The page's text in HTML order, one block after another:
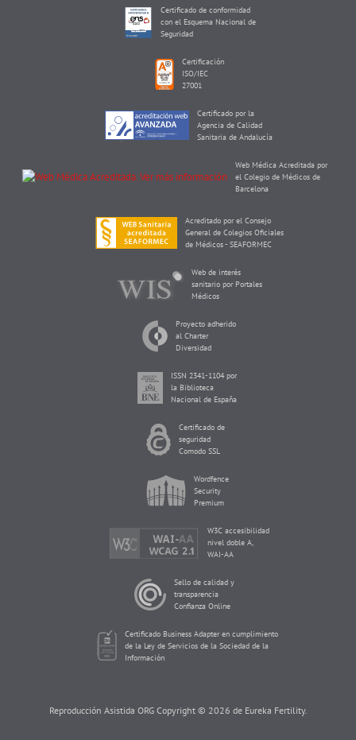
Certificado de conformidad
con el Esquema Nacional de
Seguridad
Certificación
ISO/IEC
27001
Certificado por la
Agencia de Calidad
Sanitaria de Andalucía
Web Médica Acreditada por
el Colegio de Médicos de
Barcelona
Acreditado por el Consejo
General de Colegios Oficiales
de Médicos - SEAFORMEC
Web de interés
sanitario por Portales
Médicos
Proyecto adherido
al Charter
Diversidad
ISSN 2341-1104 por
la Biblioteca
Nacional de España
Certificado de
seguridad
Comodo SSL
Wordfence
Security
Premium
W3C accesibilidad
nivel doble A,
WAI-AA
Sello de calidad y
transparencia
Confianza Online
Certificado Business Adapter en cumplimiento
de la Ley de Servicios de la Sociedad de la
Información
Reproducción Asistida ORG Copyright © 2026 de Eureka Fertility.